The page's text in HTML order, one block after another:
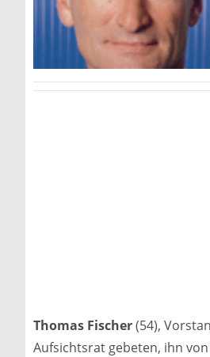
Thomas Fischer(54),
Aufsichtsrat gebeten, ihn